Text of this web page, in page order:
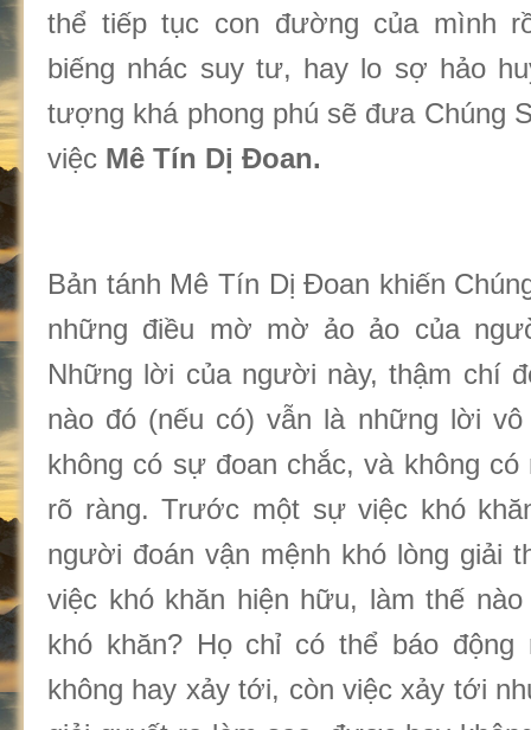
thể tiếp tục con đường của mình
biếng nhác suy tư, hay lo sợ hảo
tượng khá phong phú sẽ đưa Chúng
việc Mê Tín Dị Đoan.
Bản tánh Mê Tín Dị Đoan khiến
những điều mờ mờ ảo ảo của
Những lời của người này, thậm chí
nào đó (nếu có) vẫn là những lời
không có sự đoan chắc, và không
rõ ràng. Trước một sự việc khó
người đoán vận mệnh khó lòng giải
việc khó khăn hiện hữu, làm thế
khó khăn? Họ chỉ có thể báo động
không hay xảy tới, còn việc xảy tới